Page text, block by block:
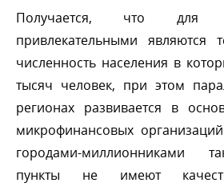
Получается, что
привлекательными являются
численность населения в
тысяч человек, при этом
регионах развивается в
микрофинансовых
ородами-миллионниками
пункты не имеют